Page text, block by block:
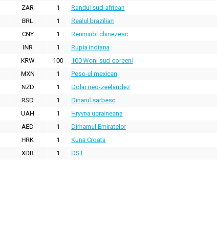
ZAR
1 Randul sud-african
BRL
1 Realul brazilian
CNY
1 Renminbi chinezesc
INR
1 Rupia indiana
KRW
100 100 Woni sud-coreeni
MXN
1 Peso-ul mexican
NZD
1 Dolar neo-zeelandez
RSD
1 Dinarul sarbesc
UAH
1 Hryvna ucraineana
AED
1 Dirhamul Emiratelor
HRK
1 Kuna Croata
XDR
1 DST